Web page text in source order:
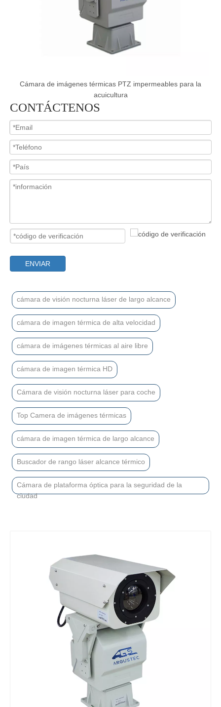
Cámara de imágenes térmicas PTZ impermeables para la
acuicultura
CONTÁCTENOS
ENVIAR
cámara de visión nocturna láser de largo alcance
cámara de imagen térmica de alta velocidad
cámara de imágenes térmicas al aire libre
cámara de imagen térmica HD
Cámara de visión nocturna láser para coche
Top Camera de imágenes térmicas
cámara de imagen térmica de largo alcance
Buscador de rango láser alcance térmico
Cámara de plataforma óptica para la seguridad de la
ciudad